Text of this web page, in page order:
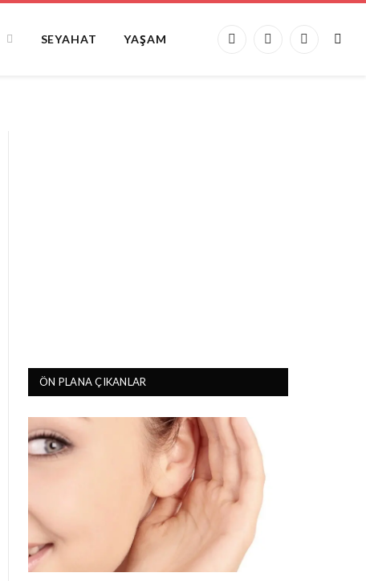
SEYAHAT YAŞAM
Facebook
X
Instagram
ÖN PLANA ÇIKANLAR